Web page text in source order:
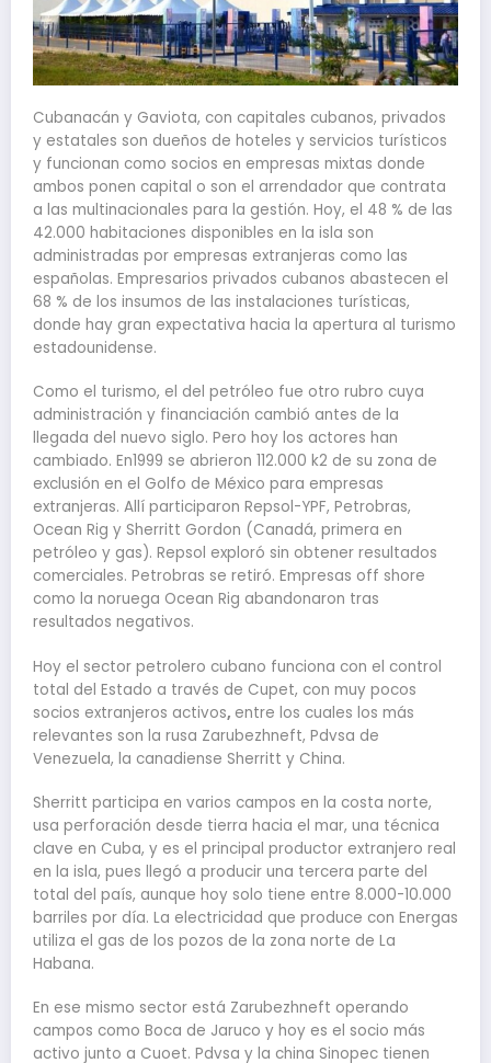
Cubanacán y Gaviota, con capitales cubanos, privados
y estatales son dueños de hoteles y servicios turísticos
y funcionan como socios en empresas mixtas donde
ambos ponen capital o son el arrendador que contrata
a las multinacionales para la gestión. Hoy, el 48 % de las
42.000 habitaciones disponibles en la isla son
administradas por empresas extranjeras como las
españolas. Empresarios privados cubanos abastecen el
68 % de los insumos de las instalaciones turísticas,
donde hay gran expectativa hacia la apertura al turismo
estadounidense.
Como el turismo, el del petróleo fue otro rubro cuya
administración y financiación cambió antes de la
llegada del nuevo siglo. Pero hoy los actores han
cambiado. En1999 se abrieron 112.000 k2 de su zona de
exclusión en el Golfo de México para empresas
extranjeras. Allí participaron Repsol-YPF, Petrobras,
Ocean Rig y Sherritt Gordon (Canadá, primera en
petróleo y gas). Repsol exploró sin obtener resultados
comerciales. Petrobras se retiró. Empresas off shore
como la noruega Ocean Rig abandonaron tras
resultados negativos.
Hoy el sector petrolero cubano funciona con el control
total del Estado a través de Cupet, con muy pocos
socios extranjeros activos, entre los cuales los más
relevantes son la rusa Zarubezhneft, Pdvsa de
Venezuela, la canadiense Sherritt y China.
Sherritt participa en varios campos en la costa norte,
usa perforación desde tierra hacia el mar, una técnica
clave en Cuba, y es el principal productor extranjero real
en la isla, pues llegó a producir una tercera parte del
total del país, aunque hoy solo tiene entre 8.000-10.000
barriles por día. La electricidad que produce con Energas
utiliza el gas de los pozos de la zona norte de La
Habana.
En ese mismo sector está Zarubezhneft operando
campos como Boca de Jaruco y hoy es el socio más
activo junto a Cuoet. Pdvsa y la china Sinopec tienen